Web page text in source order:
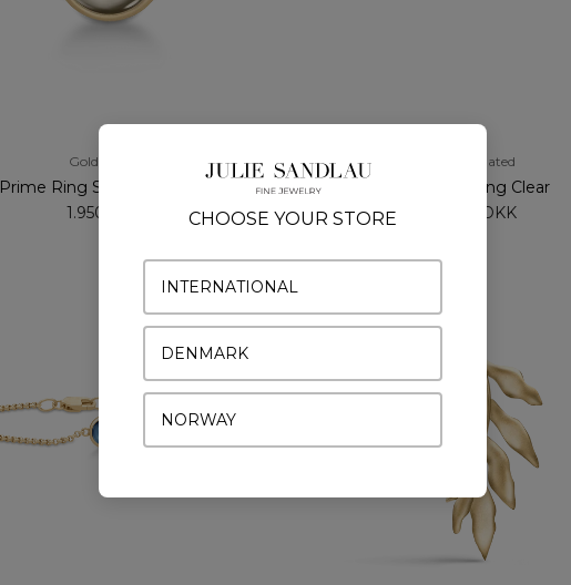
Gold Plated
Prime Ring Smokey Crystal
1.950 DKK
Gold Plated
Finesse Ring Clear
1.225 DKK
CHOOSE YOUR STORE
INTERNATIONAL
DENMARK
NORWAY